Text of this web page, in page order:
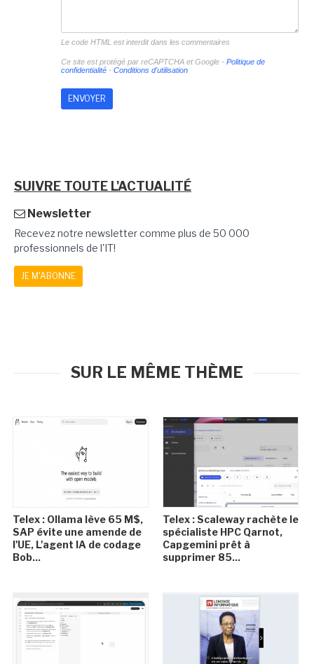
Le code HTML est interdit dans les commentaires
Ce site est protégé par reCAPTCHA et Google - Politique de
confidentialité- Conditions d'utilisation
SUIVRE TOUTE L'ACTUALITÉ
Newsletter
Recevez notre newsletter comme plus de 50 000
professionnels de l'IT!
JE M'ABONNE
SUR LE MÊME THÈME
Telex : Ollama lève 65 M$,
SAP évite une amende de
l'UE, L'agent IA de codage
Bob...
Telex : Scaleway rachète le
spécialiste HPC Qarnot,
Capgemini prêt à
supprimer 85...